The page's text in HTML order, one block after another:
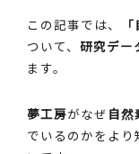
この記事では、
ついて、研究デー
ます。
夢工房がなぜ 自
でいるのかをよ